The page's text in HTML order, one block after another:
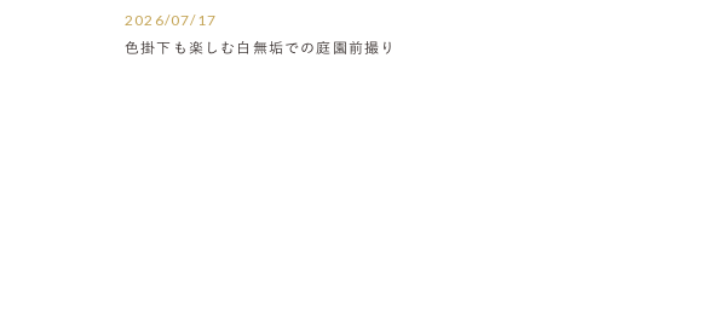
2026/07/17
色掛下も楽しむ白無垢での庭園前撮り